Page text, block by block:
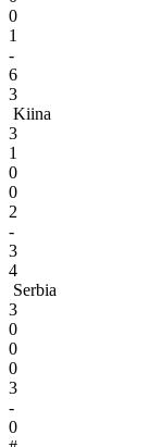
0
1
-
6
3
Kiina
3
1
0
0
2
-
3
4
Serbia
3
0
0
0
3
-
0